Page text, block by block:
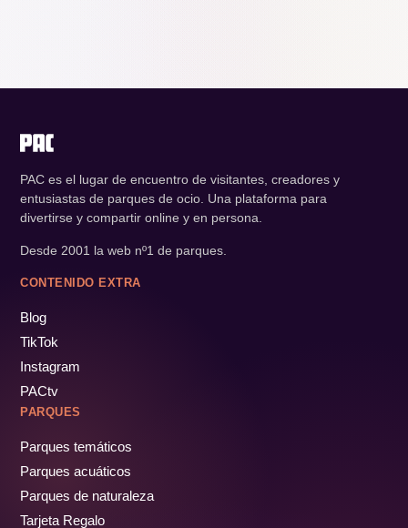
PAC es el lugar de encuentro de visitantes, creadores y
entusiastas de parques de ocio. Una plataforma para
divertirse y compartir online y en persona.
Desde 2001 la web nº1 de parques.
CONTENIDO EXTRA
Blog
TikTok
Instagram
PACtv
PARQUES
Parques temáticos
Parques acuáticos
Parques de naturaleza
Tarjeta Regalo